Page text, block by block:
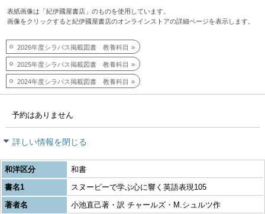
表紙画像は「紀伊國屋書店」のものを使用しています。
画像をクリックすると紀伊國屋書店のオンラインストアの詳細ページを表示します。
2026年度シラバス掲載図書 教養科目
2025年度シラバス掲載図書 教養科目
2024年度シラバス掲載図書 教養科目
予約はありません
詳しい情報を閉じる
和洋区分
和書
書名1
スヌーピーで学ぶ心に響く英語表現105
著者名
小池直己著・訳 チャールズ・M.シュルツ作